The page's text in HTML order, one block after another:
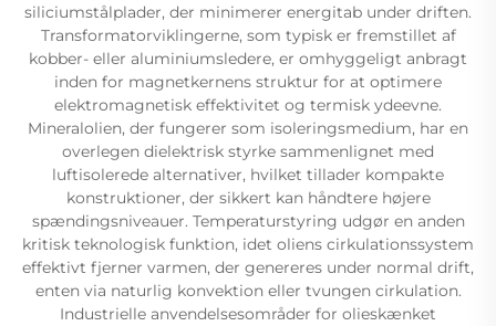
siliciumstålplader, der minimerer energitab under driften.
Transformatorviklingerne, som typisk er fremstillet af
kobber- eller aluminiumsledere, er omhyggeligt anbragt
inden for magnetkernens struktur for at optimere
elektromagnetisk effektivitet og termisk ydeevne.
Mineralolien, der fungerer som isoleringsmedium, har en
overlegen dielektrisk styrke sammenlignet med
luftisolerede alternativer, hvilket tillader kompakte
konstruktioner, der sikkert kan håndtere højere
spændingsniveauer. Temperaturstyring udgør en anden
kritisk teknologisk funktion, idet oliens cirkulationssystem
effektivt fjerner varmen, der genereres under normal drift,
enten via naturlig konvektion eller tvungen cirkulation.
Industrielle anvendelsesområder for olieskænket